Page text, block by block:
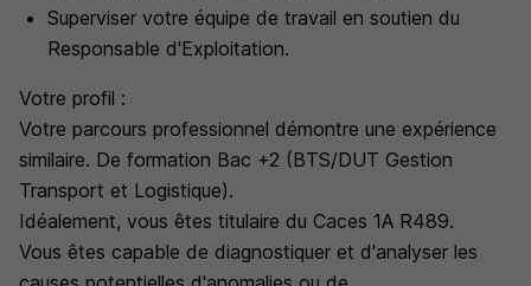
Superviser votre équipe de travail en soutien du
Responsable d'Exploitation.
Votre profil :
Votre parcours professionnel démontre une expérience
similaire. De formation Bac +2 (BTS/DUT Gestion
Transport et Logistique).
Idéalement, vous êtes titulaire du Caces 1A R489.
Vous êtes capable de diagnostiquer et d'analyser les